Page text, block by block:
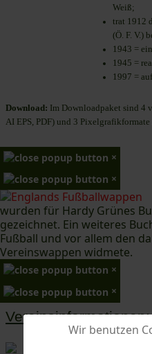
Wir benutzen
Weiß;
trat 1912
(Ö. F. V.)
1943 =
1945 =
1997 =
Download: Im Downloadpaket sind 4
AI EPS, PDF) und 3 Pixelgrafikformate
×
×
wurden für Hardy Grünes
gezeichnet. Ein weiteres
Fußball und vor allem den
Vereinswappen widmete.
×
×
Vereinsinformationen: